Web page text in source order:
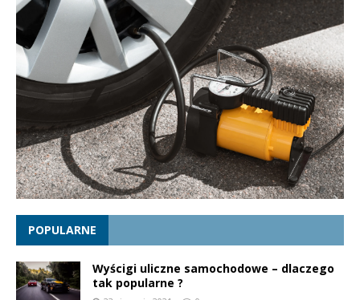
POPULARNE
Wyścigi uliczne samochodowe – dlaczego
tak popularne ?